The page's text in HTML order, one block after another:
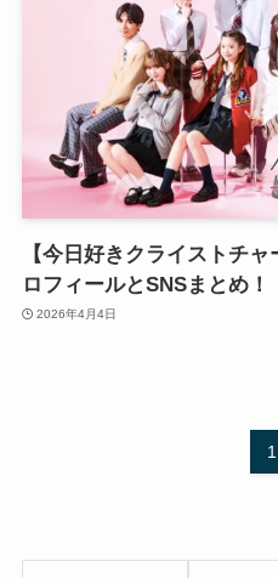
【今日好きクライストチ
ロフィールとSNSまとめ！
2026年4月4日
1